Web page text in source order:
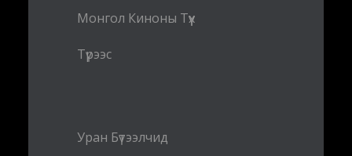
Монгол Киноны Түүх
Түрээс
Уран Бүтээлчид